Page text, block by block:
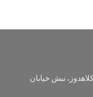
نبش خیابان